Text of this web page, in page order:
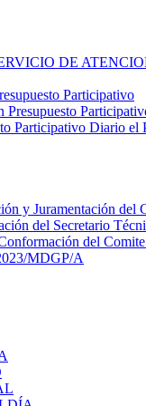
DE
Participativo
Presupuesto
Participativo Diario
y Juramentación del
del Secretario
del
MDGP/A